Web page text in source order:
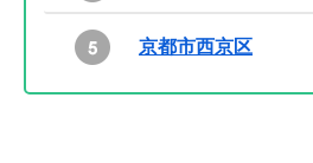
京都市西京区